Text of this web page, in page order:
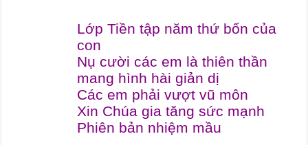
Lớp Tiền tập năm thứ bốn của
con
Nụ cười các em là thiên thần
mang hình hài giản dị
Các em phải vượt vũ môn
Xin Chúa gia tăng sức mạnh
Phiên bản nhiệm mầu